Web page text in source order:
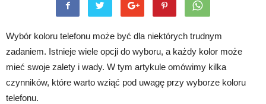
Wybór koloru telefonu może być dla niektórych trudnym
zadaniem. Istnieje wiele opcji do wyboru, a każdy kolor może
mieć swoje zalety i wady. W tym artykule omówimy kilka
czynników, które warto wziąć pod uwagę przy wyborze koloru
telefonu.